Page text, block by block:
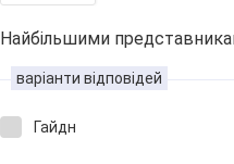
Найбільшими
варіанти відповідей
Гайдн